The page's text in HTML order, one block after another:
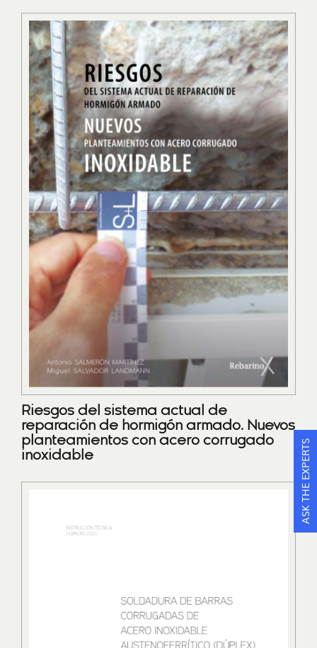
Riesgos del sistema actual de
reparación de hormigón armado. Nuevos
planteamientos con acero corrugado
inoxidable
ASK THE EXPERTS